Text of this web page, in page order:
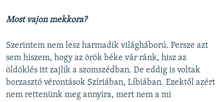
Most vajon mekkora?
Szerintem nem lesz harmadik világháború. Persze azt
sem hiszem, hogy az örök béke vár ránk, hisz az
öldöklés itt zajlik a szomszédban. De eddig is voltak
borzasztó vérontások Szíriában, Líbiában. Ezektől azért
nem rettenünk meg annyira, mert nem a mi